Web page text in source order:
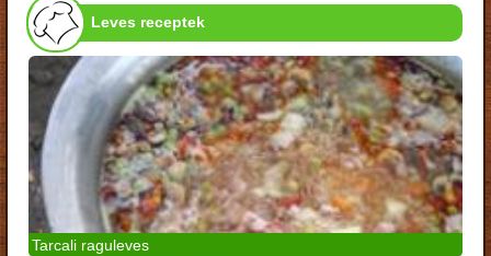
Leves receptek
Tarcali raguleves